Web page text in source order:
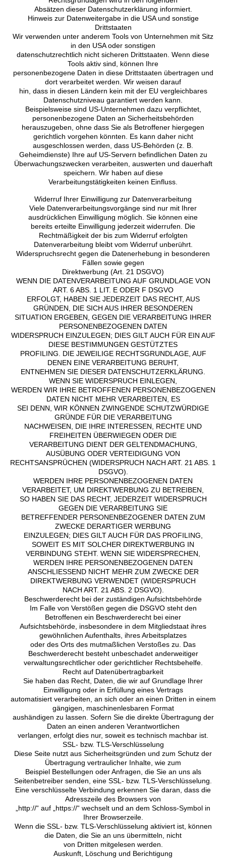
Absätzen dieser Datenschutzerklärung informiert.
Hinweis zur Datenweitergabe in die USA und sonstige
Drittstaaten
Wir verwenden unter anderem Tools von Unternehmen mit Sitz
in den USA oder sonstigen
datenschutzrechtlich nicht sicheren Drittstaaten. Wenn diese
Tools aktiv sind, können Ihre
personenbezogene Daten in diese Drittstaaten übertragen und
dort verarbeitet werden. Wir weisen darauf
hin, dass in diesen Ländern kein mit der EU vergleichbares
Datenschutzniveau garantiert werden kann.
Beispielsweise sind US-Unternehmen dazu verpflichtet,
personenbezogene Daten an Sicherheitsbehörden
herauszugeben, ohne dass Sie als Betroffener hiergegen
gerichtlich vorgehen könnten. Es kann daher nicht
ausgeschlossen werden, dass US-Behörden (z. B.
Geheimdienste) Ihre auf US-Servern befindlichen Daten zu
Überwachungszwecken verarbeiten, auswerten und dauerhaft
speichern. Wir haben auf diese
Verarbeitungstätigkeiten keinen Einfluss.
Widerruf Ihrer Einwilligung zur Datenverarbeitung
Viele Datenverarbeitungsvorgänge sind nur mit Ihrer
ausdrücklichen Einwilligung möglich. Sie können eine
bereits erteilte Einwilligung jederzeit widerrufen. Die
Rechtmäßigkeit der bis zum Widerruf erfolgten
Datenverarbeitung bleibt vom Widerruf unberührt.
Widerspruchsrecht gegen die Datenerhebung in besonderen
Fällen sowie gegen
Direktwerbung (Art. 21 DSGVO)
WENN DIE DATENVERARBEITUNG AUF GRUNDLAGE VON
ART. 6 ABS. 1 LIT. E ODER F DSGVO
ERFOLGT, HABEN SIE JEDERZEIT DAS RECHT, AUS
GRÜNDEN, DIE SICH AUS IHRER BESONDEREN
SITUATION ERGEBEN, GEGEN DIE VERARBEITUNG IHRER
PERSONENBEZOGENEN DATEN
WIDERSPRUCH EINZULEGEN; DIES GILT AUCH FÜR EIN AUF
DIESE BESTIMMUNGEN GESTÜTZTES
PROFILING. DIE JEWEILIGE RECHTSGRUNDLAGE, AUF
DENEN EINE VERARBEITUNG BERUHT,
ENTNEHMEN SIE DIESER DATENSCHUTZERKLÄRUNG.
WENN SIE WIDERSPRUCH EINLEGEN,
WERDEN WIR IHRE BETROFFENEN PERSONENBEZOGENEN
DATEN NICHT MEHR VERARBEITEN, ES
SEI DENN, WIR KÖNNEN ZWINGENDE SCHUTZWÜRDIGE
GRÜNDE FÜR DIE VERARBEITUNG
NACHWEISEN, DIE IHRE INTERESSEN, RECHTE UND
FREIHEITEN ÜBERWIEGEN ODER DIE
VERARBEITUNG DIENT DER GELTENDMACHUNG,
AUSÜBUNG ODER VERTEIDIGUNG VON
RECHTSANSPRÜCHEN (WIDERSPRUCH NACH ART. 21 ABS. 1
DSGVO).
WERDEN IHRE PERSONENBEZOGENEN DATEN
VERARBEITET, UM DIREKTWERBUNG ZU BETREIBEN,
SO HABEN SIE DAS RECHT, JEDERZEIT WIDERSPRUCH
GEGEN DIE VERARBEITUNG SIE
BETREFFENDER PERSONENBEZOGENER DATEN ZUM
ZWECKE DERARTIGER WERBUNG
EINZULEGEN; DIES GILT AUCH FÜR DAS PROFILING,
SOWEIT ES MIT SOLCHER DIREKTWERBUNG IN
VERBINDUNG STEHT. WENN SIE WIDERSPRECHEN,
WERDEN IHRE PERSONENBEZOGENEN DATEN
ANSCHLIESSEND NICHT MEHR ZUM ZWECKE DER
DIREKTWERBUNG VERWENDET (WIDERSPRUCH
NACH ART. 21 ABS. 2 DSGVO).
Beschwerderecht bei der zuständigen Aufsichtsbehörde
Im Falle von Verstößen gegen die DSGVO steht den
Betroffenen ein Beschwerderecht bei einer
Aufsichtsbehörde, insbesondere in dem Mitgliedstaat ihres
gewöhnlichen Aufenthalts, ihres Arbeitsplatzes
oder des Orts des mutmaßlichen Verstoßes zu. Das
Beschwerderecht besteht unbeschadet anderweitiger
verwaltungsrechtlicher oder gerichtlicher Rechtsbehelfe.
Recht auf Datenübertragbarkeit
Sie haben das Recht, Daten, die wir auf Grundlage Ihrer
Einwilligung oder in Erfüllung eines Vertrags
automatisiert verarbeiten, an sich oder an einen Dritten in einem
gängigen, maschinenlesbaren Format
aushändigen zu lassen. Sofern Sie die direkte Übertragung der
Daten an einen anderen Verantwortlichen
verlangen, erfolgt dies nur, soweit es technisch machbar ist.
SSL- bzw. TLS-Verschlüsselung
Diese Seite nutzt aus Sicherheitsgründen und zum Schutz der
Übertragung vertraulicher Inhalte, wie zum
Beispiel Bestellungen oder Anfragen, die Sie an uns als
Seitenbetreiber senden, eine SSL- bzw. TLS-Verschlüsselung.
Eine verschlüsselte Verbindung erkennen Sie daran, dass die
Adresszeile des Browsers von
„http://“ auf „https://“ wechselt und an dem Schloss-Symbol in
Ihrer Browserzeile.
Wenn die SSL- bzw. TLS-Verschlüsselung aktiviert ist, können
die Daten, die Sie an uns übermitteln, nicht
von Dritten mitgelesen werden.
Auskunft, Löschung und Berichtigung